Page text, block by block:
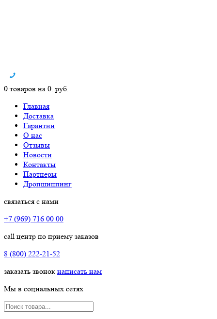
0 товаров на 0. руб.
Главная
Доставка
Гарантии
О нас
Отзывы
Новости
Контакты
Партнеры
Дропшиппинг
связаться с нами
+7 (969) 716 00 00
call центр по приему заказов
8 (800) 222-21-52
заказать звонок написать нам
Мы в социальных сетях